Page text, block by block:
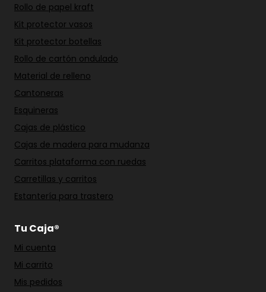
Rollo de papel kraft
Kit protector vasos
Kit protector botellas
Rollo de cartón ondulado
Material de relleno
Cantoneras
Esquineras
Cajas de plástico
Cajas de madera para mudanza
Carritos plataforma con ruedas
Carretillas y carritos
Estantería para trastero
Tu Caja®
Mi cuenta
Mi carrito
Mis pedidos